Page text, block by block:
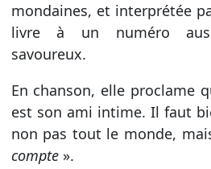
mondaines, et interprétée
livre à un numéro
savoureux.
En chanson, elle proclame
est son ami intime. Il faut
non pas tout le monde,
compte».